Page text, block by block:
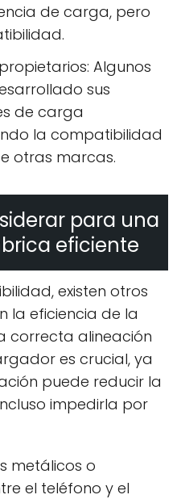
de carga, pero
Algunos
sus
de carga
la compatibilidad
otras marcas.
para una
eficiente
existen otros
la eficiencia de la
correcta alineación
es crucial, ya
puede reducir la
impedirla por
metálicos o
el teléfono y el